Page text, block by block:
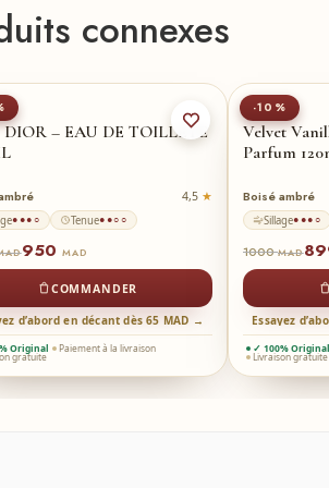
connexes
DIOR – EAU DE TOILLETE
4,5
●●●○ Tenue●●○○
950 MAD
COMMANDER
d’abord en décant dès 65 MAD →
Original Paiement à la livraison
gratuite
-10%
MANCERA
Velvet
Parfum
Boisé ambré
Sillage●●●○
1000MAD
Essayez
✓ 100% Original
Livraison gratuite